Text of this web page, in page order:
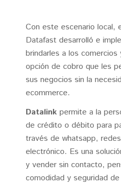
Política de Cookies
Con este escenario local,
Datafast desarrolló e
brindarles a los
opción de cobro que les
sus negocios sin la
ecommerce.
Datalink permite a la
de crédito o débito para
través de whatsapp,
electrónico. Es una
y vender sin contacto,
comodidad y seguridad